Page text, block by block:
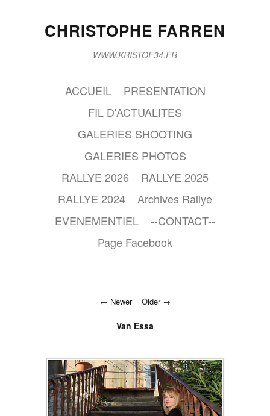
CHRISTOPHE FARREN
WWW.KRISTOF34.FR
ACCUEIL
PRESENTATION
FIL D'ACTUALITES
GALERIES SHOOTING
GALERIES PHOTOS
RALLYE 2026
RALLYE 2025
RALLYE 2024
Archives Rallye
EVENEMENTIEL
--CONTACT--
Page Facebook
Newer Older
Van Essa